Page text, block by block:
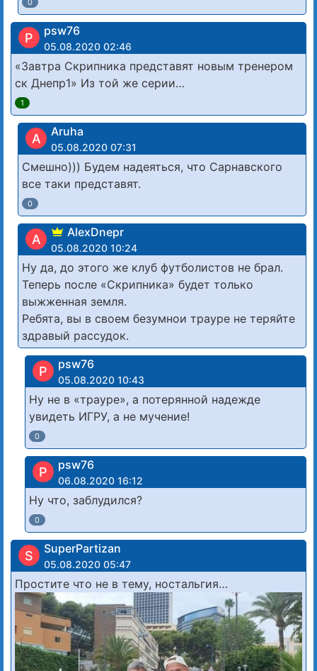
P psw76
05.08.2020 02:46
«Завтра Скрипника представят новым тренером
ск Днепр1» Из той же серии…
1
A Aruha
05.08.2020 07:31
Смешно))) Будем надеяться, что Сарнавского
все таки представят.
0
A AlexDnepr
05.08.2020 10:24
Ну да, до этого же клуб футболистов не брал.
Теперь после «Скрипника» будет только
выжженная земля.
Ребята, вы в своем безумнои трауре не теряйте
здравый рассудок.
P psw76
05.08.2020 10:43
Ну не в «трауре», а потерянной надежде
увидеть ИГРУ, а не мучение!
0
P psw76
06.08.2020 16:12
Ну что, заблудился?
0
S SuperPartizan
05.08.2020 05:47
Простите что не в тему, ностальгия…